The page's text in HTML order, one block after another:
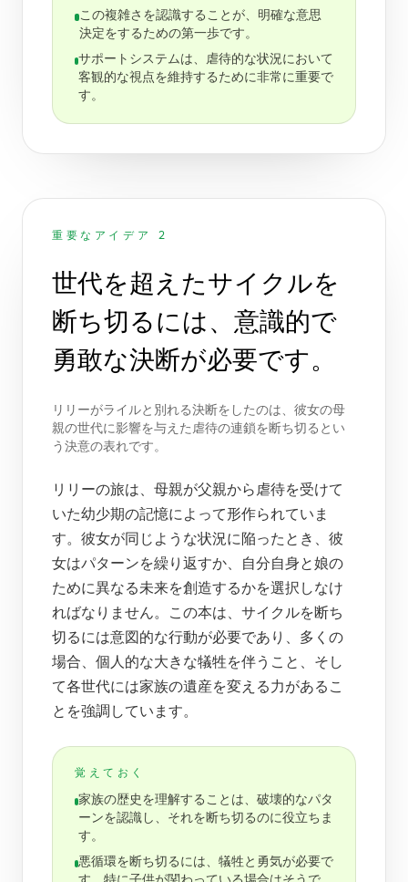
この複雑さを認識することが、明確な意思
決定をするための第一歩です。
サポートシステムは、虐待的な状況において
客観的な視点を維持するために非常に重要で
す。
重要なアイデア 2
世代を超えたサイクルを
断ち切るには、意識的で
勇敢な決断が必要です。
リリーがライルと別れる決断をしたのは、彼女の母
親の世代に影響を与えた虐待の連鎖を断ち切るとい
う決意の表れです。
リリーの旅は、母親が父親から虐待を受けて
いた幼少期の記憶によって形作られていま
す。彼女が同じような状況に陥ったとき、彼
女はパターンを繰り返すか、自分自身と娘の
ために異なる未来を創造するかを選択しなけ
ればなりません。この本は、サイクルを断ち
切るには意図的な行動が必要であり、多くの
場合、個人的な大きな犠牲を伴うこと、そし
て各世代には家族の遺産を変える力があるこ
とを強調しています。
覚えておく
家族の歴史を理解することは、破壊的なパタ
ーンを認識し、それを断ち切るのに役立ちま
す。
悪循環を断ち切るには、犠牲と勇気が必要で